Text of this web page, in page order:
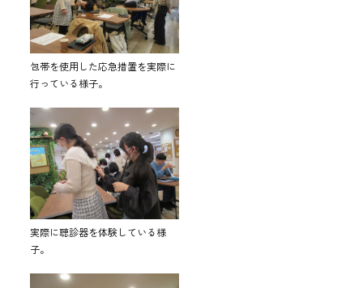
包帯を使用した応急措置を実際に
行っている様子。
実際に聴診器を体験している様
子。